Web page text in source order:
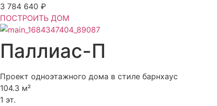
3 784 640 ₽
ПОСТРОИТЬ ДОМ
Паллиас-П
Проект одноэтажного дома в стиле барнхаус
104.3 м²
1 эт.